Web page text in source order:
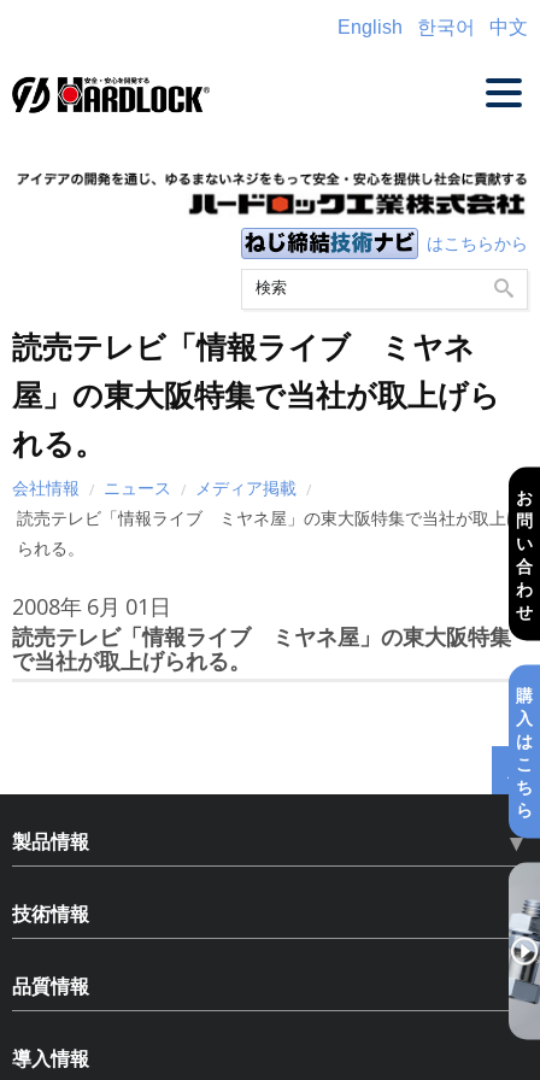
中文
한국어
English
はこちらから
お
問
い
合
わ
せ
購
入
は
こ
ち
ら
読売テレビ「情報ライブ ミヤネ
屋」の東大阪特集で当社が取上げら
れる。
会社情報 ニュース
メディア掲載
読売テレビ「情報ライブ ミヤネ屋」の東大阪特集で当社が取上げ
られる。
2008年 6月 01日
読売テレビ「情報ライブ ミヤネ屋」の東大阪特集
で当社が取上げられる。
製品情報
HLN ハードロックナット
HLB ハードロックベアリングナット
SLB スペースロックベアリングナット
コピー商品への注意
技術情報
ねじのゆるみ
ゆるみ止め部品の種類とその効果
ハードロックナットについて
品質情報
品質情報
導入情報